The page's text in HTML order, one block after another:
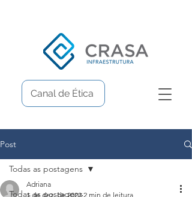
Canal de Ética
Post
Todas as postagens
Todas as postagens
Adriana
1 de dez. de 2022 2 min de leitura